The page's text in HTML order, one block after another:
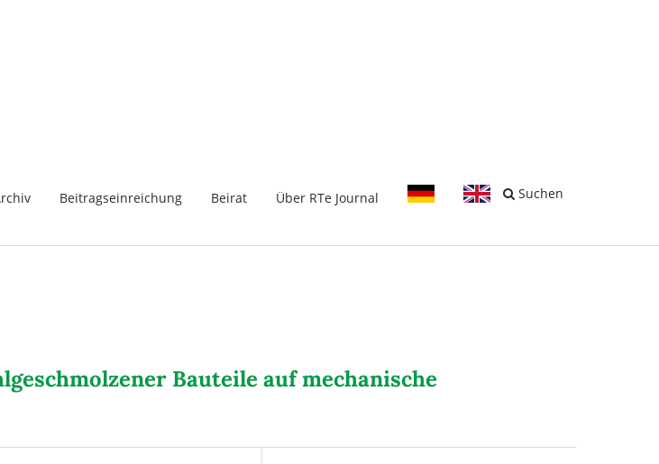
Beitragseinreichung Beirat Über RTe Journal Suchen
Bauteile auf mechanische